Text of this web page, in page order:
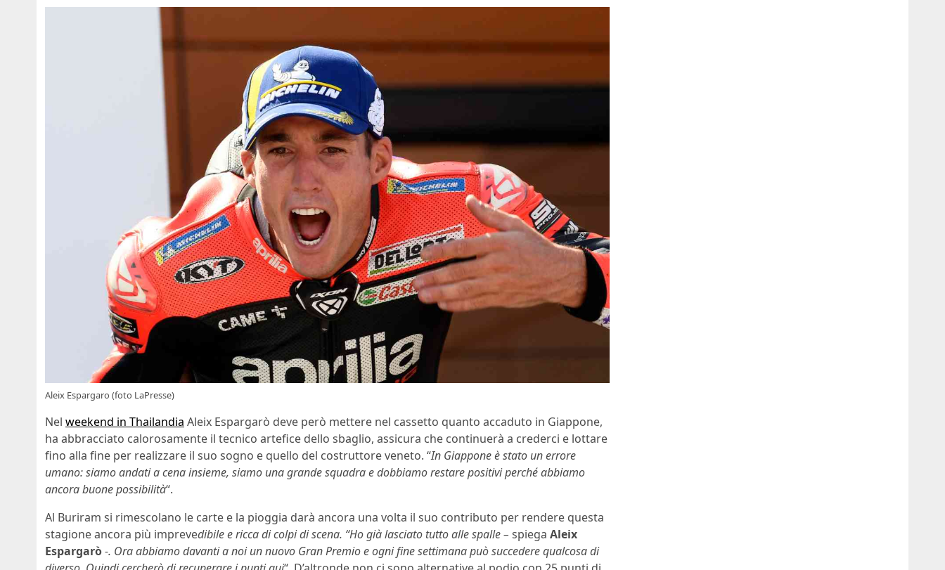
Aleix Espargaro (foto LaPresse)
Nel weekend in Thailandia Aleix Espargarò deve però mettere nel cassetto quanto accaduto in Giappone,
ha abbracciato calorosamente il tecnico artefice dello sbaglio, assicura che continuerà a crederci e lottare
fino alla fine per realizzare il suo sogno e quello del costruttore veneto. “In Giappone è stato un errore
umano: siamo andati a cena insieme, siamo una grande squadra e dobbiamo restare positivi perché abbiamo
ancora buone possibilità“.
Al Buriram si rimescolano le carte e la pioggia darà ancora una volta il suo contributo per rendere questa
stagione ancora più imprevedibile e ricca di colpi di scena. “Ho già lasciato tutto alle spalle – spiega Aleix
Espargarò-. Ora abbiamo davanti a noi un nuovo Gran Premio e ogni fine settimana può succedere qualcosa di